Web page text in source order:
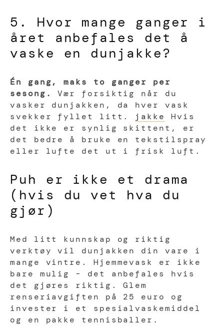
5. Hvor mange ganger i
året anbefales det å
vaske en dunjakke?
Én gang, maks to ganger per
sesong.
Vær forsiktig når du
vasker dunjakken, da hver vask
svekker fyllet litt. jakke
Hvis
det ikke er synlig skittent, er
det bedre å bruke en tekstilspray
eller lufte det ut i frisk luft.
Puh er ikke et drama
(hvis du vet hva du
gjør)
Med litt kunnskap og riktig
verktøy vil dunjakken din vare i
mange vintre. Hjemmevask er ikke
bare mulig – det anbefales hvis
det gjøres riktig. Glem
renseriavgiften på 25 euro og
invester i et spesialvaskemiddel
og en pakke tennisballer.